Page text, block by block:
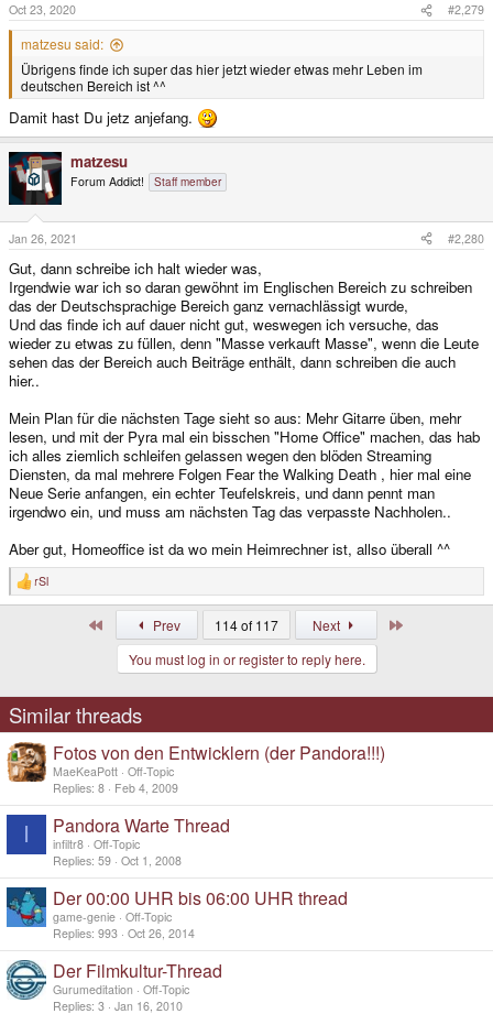
Oct 23, 2020 #2,279
matzesu said:
Übrigens finde ich super das hier jetzt wieder etwas mehr Leben im
deutschen Bereich ist ^^
Damit hast Du jetz anjefang.
matzesu
Forum Addict! Staff member
Jan 26, 2021 #2,280
Gut, dann schreibe ich halt wieder was,
Irgendwie war ich so daran gewöhnt im Englischen Bereich zu schreiben
das der Deutschsprachige Bereich ganz vernachlässigt wurde,
Und das finde ich auf dauer nicht gut, weswegen ich versuche, das
wieder zu etwas zu füllen, denn "Masse verkauft Masse", wenn die Leute
sehen das der Bereich auch Beiträge enthält, dann schreiben die auch
hier..
Mein Plan für die nächsten Tage sieht so aus: Mehr Gitarre üben, mehr
lesen, und mit der Pyra mal ein bisschen "Home Office" machen, das hab
ich alles ziemlich schleifen gelassen wegen den blöden Streaming
Diensten, da mal mehrere Folgen Fear the Walking Death , hier mal eine
Neue Serie anfangen, ein echter Teufelskreis, und dann pennt man
irgendwo ein, und muss am nächsten Tag das verpasste Nachholen..
Aber gut, Homeoffice ist da wo mein Heimrechner ist, allso überall ^^
R
e
s
:
rSl
Prev 114 of 117 Next
You must log in or register to reply here.
Similar threads
Fotos von den Entwicklern (der Pandora!!!)
MaeKeaPott Off-Topic
Replies 8 Feb 4, 2009
I Pandora Warte Thread
infiltr8 Off-Topic
Replies 59 Oct 1, 2008
Der 00:00 UHR bis 06:00 UHR thread
game-genie Off-Topic
Replies 993 Oct 26, 2014
Der Filmkultur-Thread
Gurumeditation
Off-Topic
Replies 3 Jan 16, 2010